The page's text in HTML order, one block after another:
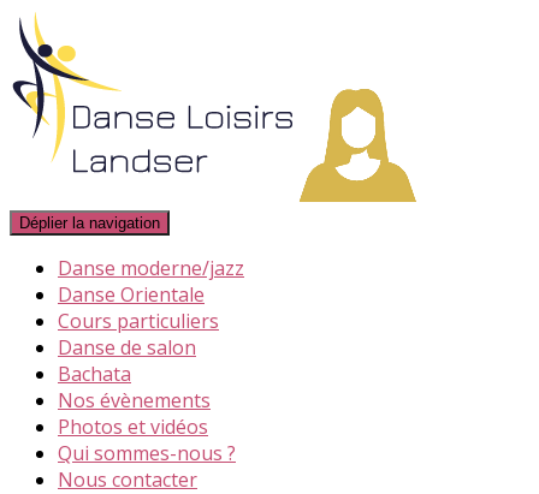
Déplier la navigation
Danse moderne/jazz
Danse Orientale
Cours particuliers
Danse de salon
Bachata
Nos évènements
Photos et vidéos
Qui sommes-nous ?
Nous contacter